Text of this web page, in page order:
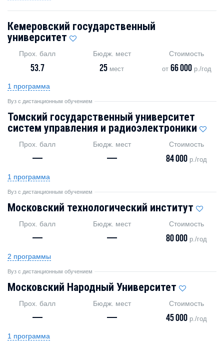
Кемеровский государственный
университет
Прох. балл
53.7
Бюдж. мест
25 мест
Стоимость
от 66 000р./год
1 программа
Вуз с дистанционным обучением
Томский государственный университет
систем управления и радиоэлектроники
Прох. балл
—
Бюдж. мест
—
Стоимость
84 000 р./год
1 программа
Вуз с дистанционным обучением
Московский технологический институт
Прох. балл
—
Бюдж. мест
—
Стоимость
80 000 р./год
2 программы
Вуз с дистанционным обучением
Московский Народный Университет
Прох. балл
—
Бюдж. мест
—
Стоимость
45 000 р./год
1 программа